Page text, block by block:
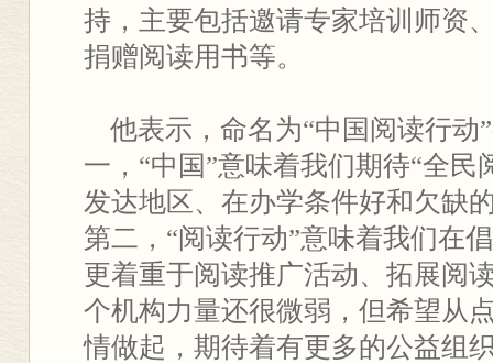
持，主要包括邀请专家培训师资
捐赠阅读用书等。
他表示，命名为“中国阅读行动
一，“中国”意味着我们期待“全民
发达地区、在办学条件好和欠缺
第二，“阅读行动”意味着我们在
更着重于阅读推广活动、拓展阅
个机构力量还很微弱，但希望从
情做起，期待着有更多的公益组